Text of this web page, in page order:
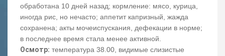
обработана 10 дней назад; кормление: мясо, курица,
иногда рис, но нечасто; аппетит капризный, жажда
сохранена; акты мочеиспускания, дефекации в норме;
в последнее время стала менее активной.
Осмотр: температура 38.00, видимые слизистые